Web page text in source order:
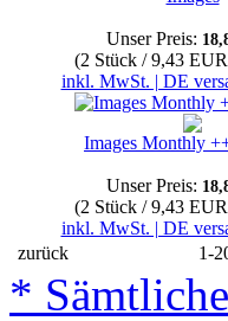
Unser Preis:
(2 Stück / 9,43
inkl. MwSt. | DE
Images Monthly
Unser Preis:
(2 Stück / 9,43
inkl. MwSt. | DE
zurück
1-
*